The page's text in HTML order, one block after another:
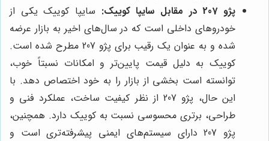
پژو 207 در مقابل سایپا کوییک:
سایپا کوییک یکی از
خودروهای داخلی است که در سال‌های اخیر به بازار عرضه
شده و به عنوان یک رقیب برای پژو 207 مطرح شده است.
کوییک به دلیل قیمت پایین‌تر و امکانات نسبتاً خوب،
توانسته است بخشی از بازار را به خود اختصاص دهد. با
این حال، پژو 207 از نظر کیفیت ساخت، عملکرد فنی و
طراحی، برتری محسوسی نسبت به کوییک دارد. همچنین،
پژو 207 دارای سیستم‌های ایمنی پیشرفته‌تری است و